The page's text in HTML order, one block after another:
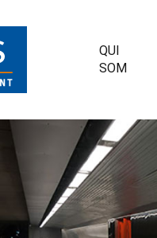
QUI
SOM